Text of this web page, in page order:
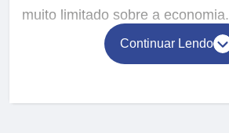
muito limitado sobre a economia.
Continuar Lendo